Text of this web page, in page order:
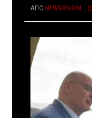
ΑΠΌ NEWSROOM